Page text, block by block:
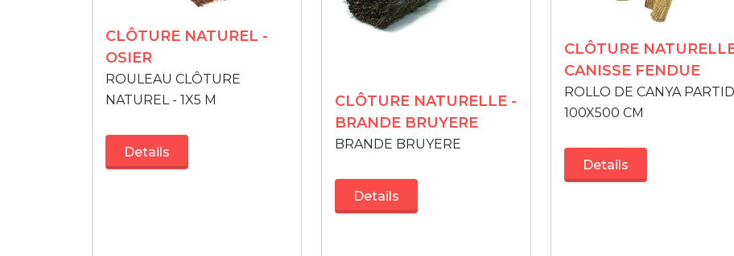
CLÔTURE NATUREL -
OSIER
ROULEAU CLÔTURE
NATUREL - 1X5 M
Details
CLÔTURE NATURELLE -
BRANDE BRUYERE
BRANDE BRUYERE
Details
CLÔTURE
CANISSE FENDUE
ROLLO DE CANYA
100X500 CM
Details